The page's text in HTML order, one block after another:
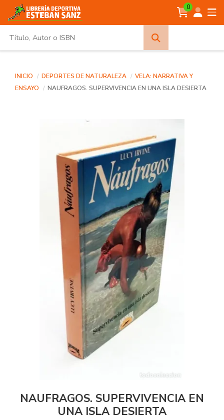
0
INICIO DEPORTES DE NATURALEZA
VELA: NARRATIVA Y
ENSAYO
NAUFRAGOS. SUPERVIVENCIA EN UNA ISLA DESIERTA
NAUFRAGOS. SUPERVIVENCIA EN
UNA ISLA DESIERTA